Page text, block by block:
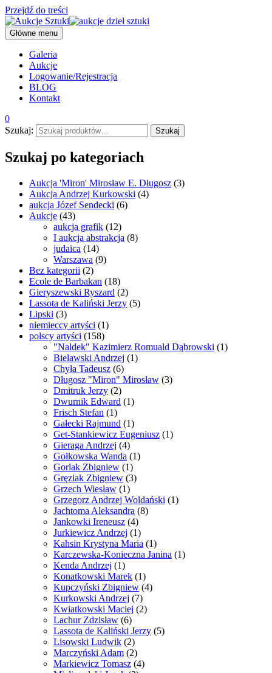
Przejdź do treści
Główne menu
Galeria
Aukcje
Logowanie/Rejestracja
BLOG
Kontakt
0
Szukaj:
Szukaj
Szukaj po kategoriach
Aukcja 'Miron' Mirosław E. Długosz (3)
Aukcja Andrzej Kurkowski (4)
aukcja Józef Sendecki (6)
Aukcje (43)
aukcja grafik (12)
I aukcja abstrakcja (8)
judaica (14)
Warszawa (9)
Bez kategorii (2)
Ecole de Barbakan (18)
Gieryszewski Ryszard (2)
Lassota de Kaliński Jerzy (5)
Lipski (3)
niemieccy artyści (1)
polscy artyści (158)
"Naldek" Kazimierz Romuald Dąbrowski (1)
Bielawski Andrzej (1)
Chyła Tadeusz (6)
Długosz "Miron" Mirosław (3)
Dmitruk Jerzy (2)
Dwurnik Edward (1)
Frisch Stefan (1)
Gałecki Rajmund (1)
Get-Stankiewicz Eugeniusz (1)
Gieraga Andrzej (4)
Gołkowska Wanda (1)
Gorlak Zbigniew (1)
Gręziak Zbigniew (3)
Grzech Wiesław (1)
Grzegorz Andrzej Woldański (1)
Jachtoma Aleksandra (8)
Jankowki Ireneusz (4)
Jurkiewicz Andrzej (1)
Kahsin Krystyna Maria (1)
Karczewska-Konieczna Janina (1)
Kenda Andrzej (1)
Konatkowski Marek (1)
Kupczyński Zbigniew (4)
Kurkowski Andrzej (7)
Kwiatkowski Maciej (2)
Lachur Zdzisław (6)
Lassota de Kaliński Jerzy (5)
Lisowski Ludwik (2)
Marczyński Adam (2)
Markiewicz Tomasz (4)